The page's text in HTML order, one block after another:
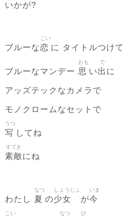
いかが?
ブルーな恋
こい
に タイトルつけて
ブルーなマンデー 思
おも
い出
で
に
アッズテックなカメラで
モノクロームなセットで
写
うつ
してね
素敵
すてき
にね
わたし 夏
なつ
の少女
しょうじょ
が今
いま
こい なつ ひ